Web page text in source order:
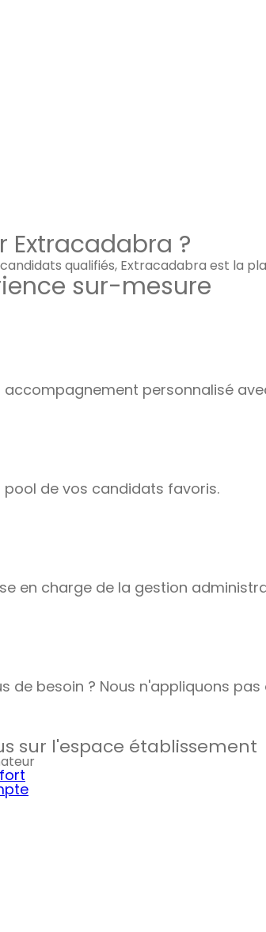
Extracadabra ?
qualifiés, Extracadabra est la
sur-mesure
accompagnement personnalisé
pool de vos candidats favoris.
en charge de la gestion
de besoin ? Nous n'appliquons
sur l'espace établissement